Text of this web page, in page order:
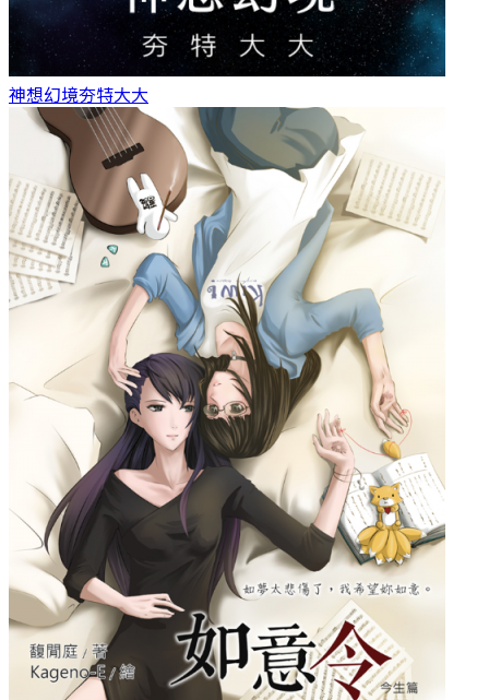
神想幻境夯特大大